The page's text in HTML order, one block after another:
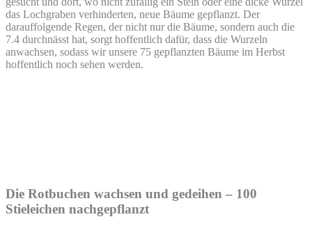
das Lochgraben verhinderten, neue Bäume gepflanzt. Der
darauffolgende Regen, der nicht nur die Bäume, sondern auch die
7.4 durchnässt hat, sorgt hoffentlich dafür, dass die Wurzeln
anwachsen, sodass wir unsere 75 gepflanzten Bäume im Herbst
hoffentlich noch sehen werden.
Die Rotbuchen wachsen und gedeihen – 100
Stieleichen nachgepflanzt